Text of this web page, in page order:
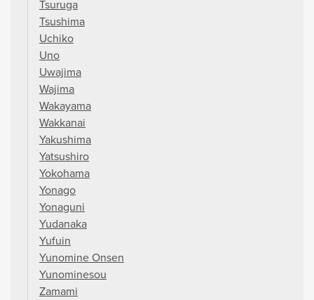
Tsuruga
Tsushima
Uchiko
Uno
Uwajima
Wajima
Wakayama
Wakkanai
Yakushima
Yatsushiro
Yokohama
Yonago
Yonaguni
Yudanaka
Yufuin
Yunomine Onsen
Yunominesou
Zamami